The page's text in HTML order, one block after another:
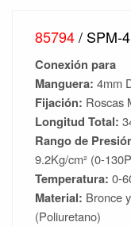
85794/ SPM-4
Conexión para
Manguera: 4mm
Fijación: Roscas
Longitud Total:
Rango de
9.2Kg/cm² (0-
Temperatura: 0-
Material: Bronce
(Poliuretano)